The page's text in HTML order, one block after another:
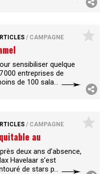
... / CAMPAGNE
sensibiliser quelque
000 entreprises de
de 100 salariés
/ CAMPAGNE
au
deux ans d’absence,
Havelaar s’est
de stars pour